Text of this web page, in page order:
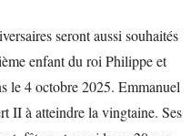
seront aussi souhaités
enfant du roi Philippe et
le 4 octobre 2025. Emmanuel
II à atteindre la vingtaine. Ses